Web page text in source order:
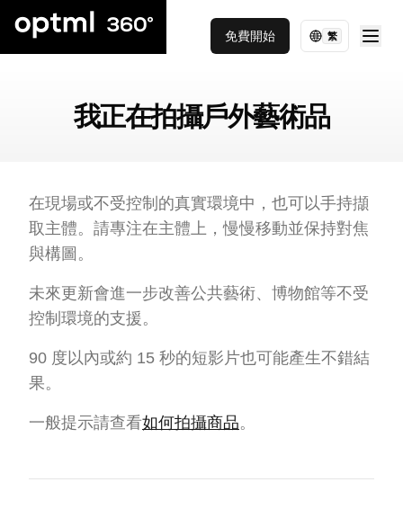
免費開始 繁
我正在拍攝戶外藝術品
在現場或不受控制的真實環境中，也可以手持擷
取主體。請專注在主體上，慢慢移動並保持對焦
與構圖。
未來更新會進一步改善公共藝術、博物館等不受
控制環境的支援。
90 度以內或約 15 秒的短影片也可能產生不錯結
果。
一般提示請查看如何拍攝商品。